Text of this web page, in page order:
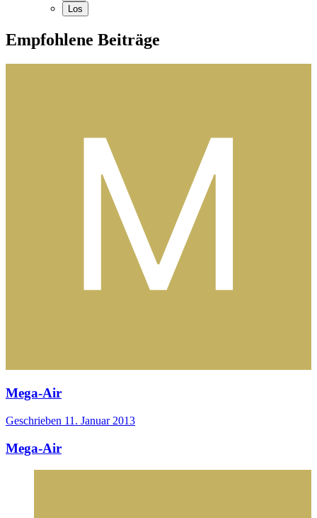
Empfohlene Beiträge
Mega-Air
Geschrieben 11. Januar 2013
Mega-Air